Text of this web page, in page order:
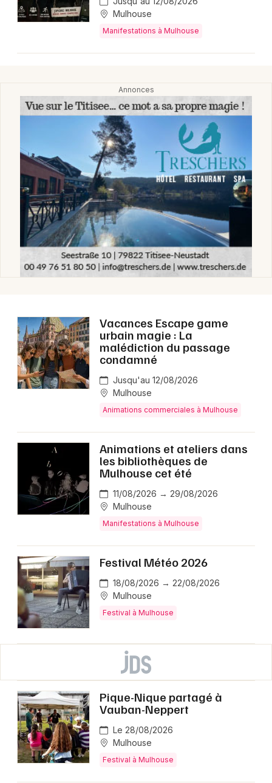
Mulhouse
Manifestations à Mulhouse
Vacances Escape game
urbain magie : La
malédiction du passage
condamné
Jusqu'au 12/08/2026
Mulhouse
Animations commerciales à Mulhouse
Animations et ateliers dans
les bibliothèques de
Mulhouse cet été
11/08/2026 → 29/08/2026
Mulhouse
Manifestations à Mulhouse
Festival Météo 2026
18/08/2026 → 22/08/2026
Mulhouse
Festival à Mulhouse
Pique-Nique partagé à
Vauban-Neppert
Le 28/08/2026
Mulhouse
Festival à Mulhouse